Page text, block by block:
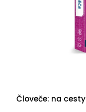
Človeče: na cesty